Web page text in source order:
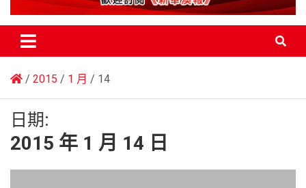
2015 1 月 14
日期:
2015 年 1 月 14 日